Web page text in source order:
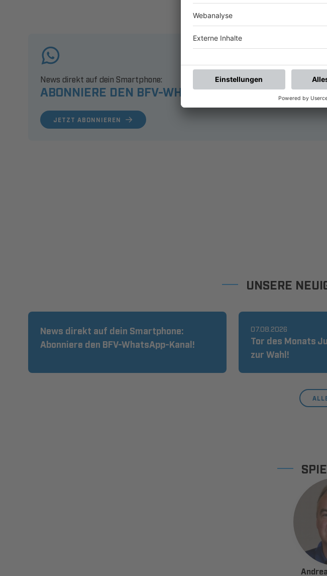
ABONNIERE DEN BFV-WHATSAPP-KANAL!
News direkt auf dein Smartphone:
JETZT ABONNIEREN
UNSERE
News direkt auf dein Smartphone:
Abonniere den BFV-WhatsApp-Kanal!
07.08.2026
Tor des Monats
zur Wahl!